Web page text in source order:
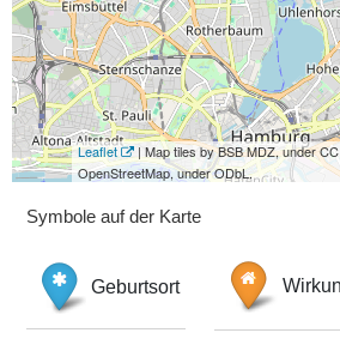
Leaflet
| Map tiles by BSB MDZ, under
OpenStreetMap, under ODbL.
Symbole auf der Karte
Geburtsort